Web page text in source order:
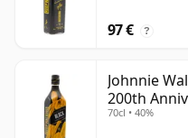
97 € ?
Johnnie
200th
70cl • 40%